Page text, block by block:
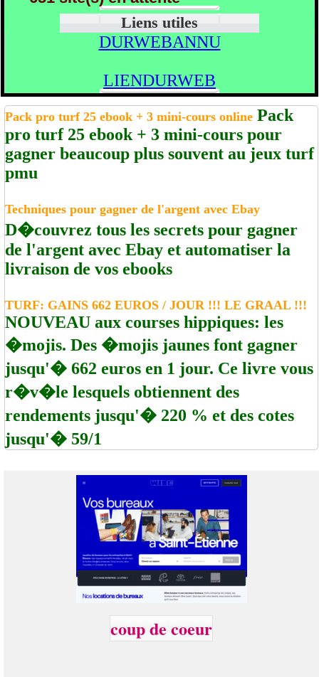
Liens utiles
DURWEBANNU
LIENDURWEB
Pack pro turf 25 ebook + 3 mini-cours online Pack
pro turf 25 ebook + 3 mini-cours pour
gagner beaucoup plus souvent au jeux turf
pmu
Techniques pour gagner de l'argent avec Ebay
D�couvrez tous les secrets pour gagner
de l'argent avec Ebay et automatiser la
livraison de vos ebooks
TURF: GAINS 662 EUROS / JOUR !!! LE GRAAL !!!
NOUVEAU aux courses hippiques: les
�mojis. Des �mojis jaunes font gagner
jusqu'� 662 euros en 1 jour. Ce livre vous
r�v�le lesquels obtiennent des
rendements jusqu'� 220 % et des cotes
jusqu'� 59/1
coup de coeur